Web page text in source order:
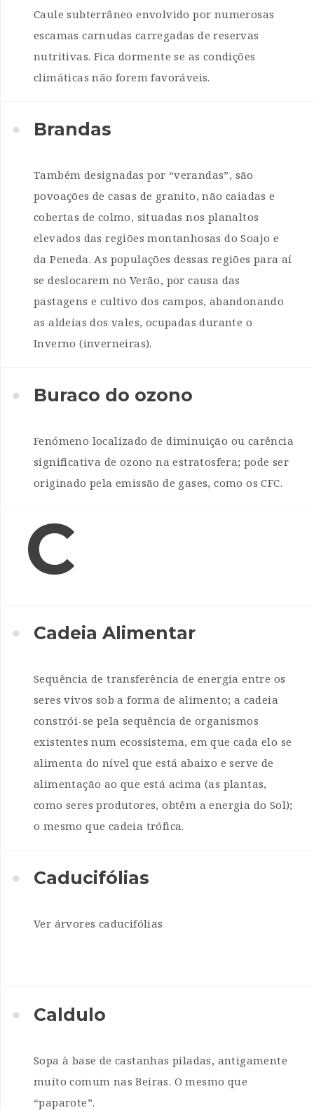
Caule subterrâneo envolvido por numerosas
escamas carnudas carregadas de reservas
nutritivas. Fica dormente se as condições
climáticas não forem favoráveis.
Brandas
Também designadas por “verandas”, são
povoações de casas de granito, não caiadas e
cobertas de colmo, situadas nos planaltos
elevados das regiões montanhosas do Soajo e
da Peneda. As populações dessas regiões para aí
se deslocarem no Verão, por causa das
pastagens e cultivo dos campos, abandonando
as aldeias dos vales, ocupadas durante o
Inverno (inverneiras).
Buraco do ozono
Fenómeno localizado de diminuição ou carência
significativa de ozono na estratosfera; pode ser
originado pela emissão de gases, como os CFC.
C
Cadeia Alimentar
Sequência de transferência de energia entre os
seres vivos sob a forma de alimento; a cadeia
constrói-se pela sequência de organismos
existentes num ecossistema, em que cada elo se
alimenta do nível que está abaixo e serve de
alimentação ao que está acima (as plantas,
como seres produtores, obtêm a energia do Sol);
o mesmo que cadeia trófica.
Caducifólias
Ver árvores caducifólias
Caldulo
Sopa à base de castanhas piladas, antigamente
muito comum nas Beiras. O mesmo que
“paparote”.